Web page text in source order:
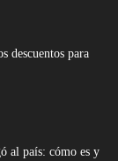
descuentos para
al país: cómo es y